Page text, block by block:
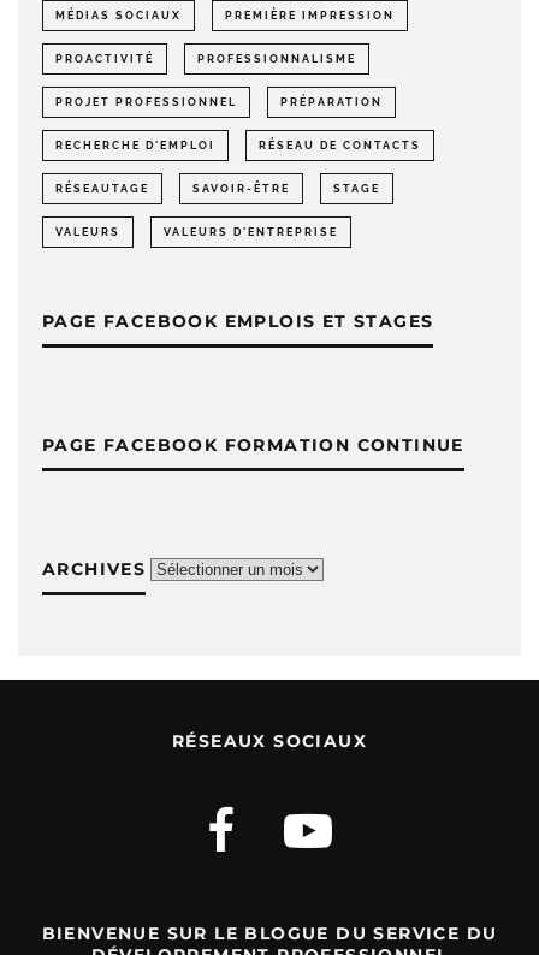
MÉDIAS SOCIAUX PREMIÈRE IMPRESSION
PROACTIVITÉ PROFESSIONNALISME
PROJET PROFESSIONNEL PRÉPARATION
RECHERCHE D'EMPLOI RÉSEAU DE CONTACTS
RÉSEAUTAGE SAVOIR-ÊTRE STAGE
VALEURS VALEURS D'ENTREPRISE
PAGE FACEBOOK EMPLOIS ET STAGES
PAGE FACEBOOK FORMATION CONTINUE
ARCHIVES Archives
RÉSEAUX SOCIAUX
BIENVENUE SUR LE BLOGUE DU SERVICE DU